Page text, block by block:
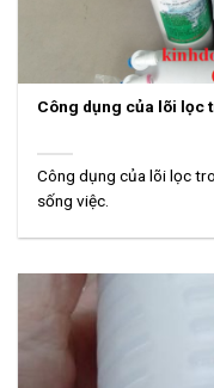
Công dụng của lõi lọc
Công dụng của lõi lọc
sống việc.